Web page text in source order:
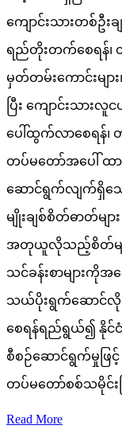
ကျောင်းသားတစ်ဦး
ရည်တိုးတက်စေရန်၊ တ
မှတ်တမ်းကောင်းမျ
ပြီး ကျောင်းသားလူ
ပေါ်ထွက်လာစေရန်၊
တပ်မတော်အပေါ် ထာ
ဆောင်ရွက်လျက်ရှိသေ
မျိုးချစ်စိတ်ဓာတ်မျ
အတုယူလိုသည့်စိတ်များ
သင်ခန်းစာများကို
သယ်ပိုးရွက်ဆောင်လို
စေရန်ရည်ရွယ်၍ နိုင်
စီစဉ်ဆောင်ရွက်မှုဖြင့်
တပ်မတော်စစ်သမိုင်
Read More